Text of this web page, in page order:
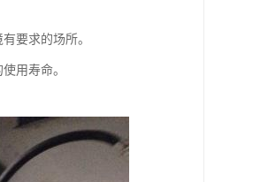
要求的场所。
用寿命。